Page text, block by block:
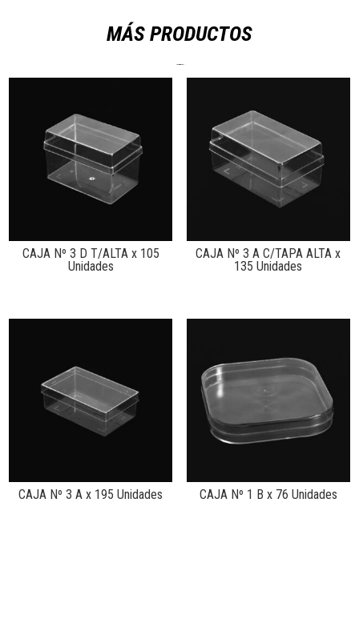
MÁS PRODUCTOS
CAJA Nº 3 D T/ALTA x 105
Unidades
CAJA Nº 3 A C/TAPA ALTA x
135 Unidades
CAJA Nº 3 A x 195 Unidades CAJA Nº 1 B x 76 Unidades